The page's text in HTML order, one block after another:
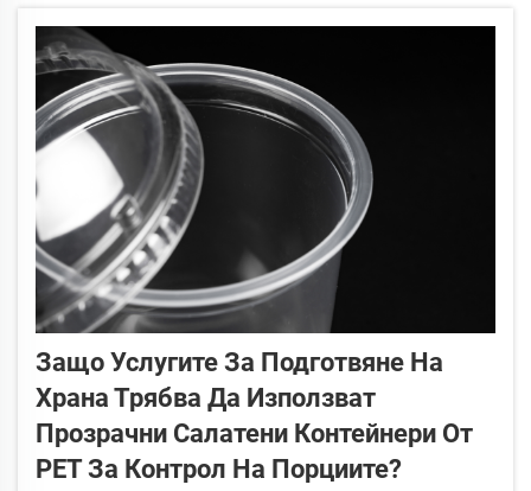
Защо Услугите За Подготвяне На
Храна Трябва Да Използват
Прозрачни Салатени Контейнери От
PET За Контрол На Порциите?